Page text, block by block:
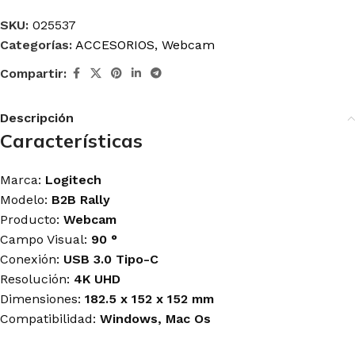
SKU: 025537
Categorías: ACCESORIOS, Webcam
Compartir:
Descripción
Características
Marca: Logitech
Modelo: B2B Rally
Producto: Webcam
Campo Visual: 90 °
Conexión: USB 3.0 Tipo-C
Resolución: 4K UHD
Dimensiones: 182.5 x 152 x 152 mm
Compatibilidad: Windows, Mac Os